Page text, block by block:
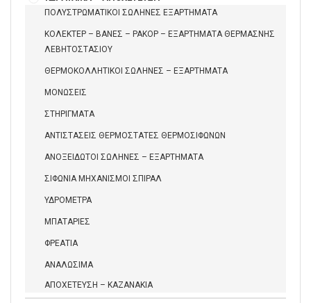
ΠΟΛΥΣΤΡΩΜΑΤΙΚΟΙ ΣΩΛΗΝΕΣ ΕΞΑΡΤΗΜΑΤΑ
ΚΟΛΕΚΤΕΡ – ΒΑΝΕΣ – ΡΑΚΟΡ – ΕΞΑΡΤΗΜΑΤΑ ΘΕΡΜΑΣΝΗΣ
ΛΕΒΗΤΟΣΤΑΣΙΟΥ
ΘΕΡΜΟΚΟΛΛΗΤΙΚΟΙ ΣΩΛΗΝΕΣ – ΕΞΑΡΤΗΜΑΤΑ
ΜΟΝΩΣΕΙΣ
ΣΤΗΡΙΓΜΑΤΑ
ΑΝΤΙΣΤΑΣΕΙΣ ΘΕΡΜΟΣΤΑΤΕΣ ΘΕΡΜΟΣΙΦΩΝΩΝ
ΑΝΟΞΕΙΔΩΤΟΙ ΣΩΛΗΝΕΣ – ΕΞΑΡΤΗΜΑΤΑ
ΣΙΦΩΝΙΑ ΜΗΧΑΝΙΣΜΟΙ ΣΠΙΡΑΛ
ΥΔΡΟΜΕΤΡΑ
ΜΠΑΤΑΡΙΕΣ
ΦΡΕΑΤΙΑ
ΑΝΑΛΩΣΙΜΑ
ΑΠΟΧΕΤΕΥΣΗ – ΚΑΖΑΝΑΚΙΑ